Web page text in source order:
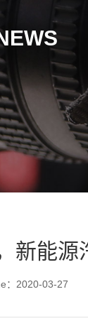
新能源
：2020-03-27